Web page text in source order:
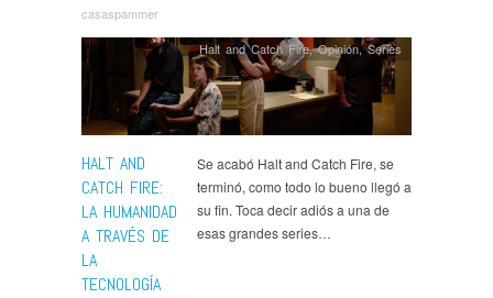
casaspammer
HALT AND
CATCH FIRE:
LA HUMANIDAD
A TRAVÉS DE
LA
TECNOLOGÍA
Halt and Catch Fire,Opinión,Series
Se acabó Halt and Catch Fire, se
terminó, como todo lo bueno llegó a
su fin. Toca decir adiós a una de
esas grandes series…